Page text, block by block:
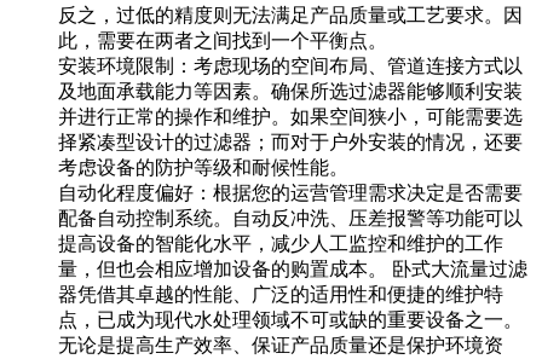
反之，过低的精度则无法满足产品质量或工艺要求。因
此，需要在两者之间找到一个平衡点。
安装环境限制
：考虑现场的空间布局、管道连接方式以
及地面承载能力等因素。确保所选过滤器能够顺利安装
并进行正常的操作和维护。如果空间狭小，可能需要选
择紧凑型设计的过滤器；而对于户外安装的情况，还要
考虑设备的防护等级和耐候性能。
自动化程度偏好 ：根据您的运营管理需求决定是否需要
配备自动控制系统。自动反冲洗、压差报警等功能可以
提高设备的智能化水平，减少人工监控和维护的工作
量，但也会相应增加设备的购置成本。 卧式大流量过滤
器凭借其卓越的性能、广泛的适用性和便捷的维护特
点，已成为现代水处理领域不可或缺的重要设备之一。
无论是提高生产效率、保证产品质量还是保护环境资